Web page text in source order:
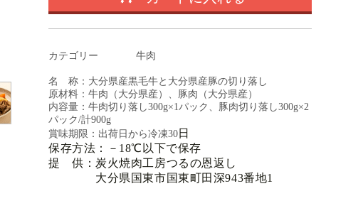
カテゴリー 牛肉
名 称：大分県産黒毛牛と大分県産豚の切り落し
原材料：牛肉（大分県産）、豚肉（大分県産）
内容量：牛肉切り落し300g×1パック、豚肉切り落し300g×2
パック/計900g
賞味期限：出荷日から冷凍30 日
保存方法：－18℃以下で保存
提 供：炭火焼肉工房つるの恩返し
大分県国東市国東町田深943番地1